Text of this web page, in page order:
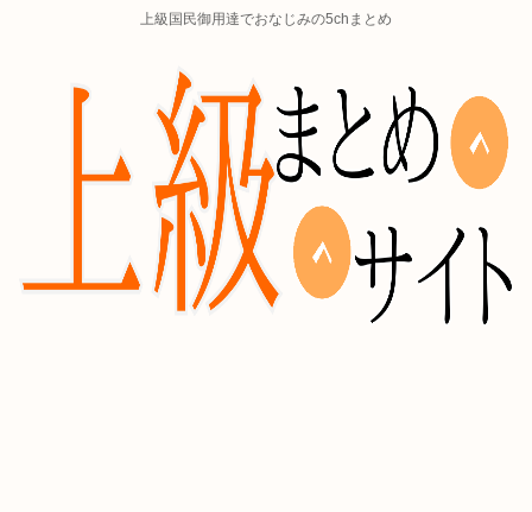
上級国民御用達でおなじみの5chまとめ